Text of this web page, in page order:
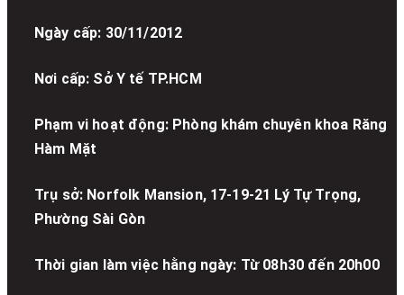
Ngày cấp: 30/11/2012
Nơi cấp: Sở Y tế TP.HCM
Phạm vi hoạt động: Phòng khám chuyên khoa Răng
Hàm Mặt
Trụ sở: Norfolk Mansion, 17-19-21 Lý Tự Trọng,
Phường Sài Gòn
Thời gian làm việc hằng ngày: Từ 08h30 đến 20h00